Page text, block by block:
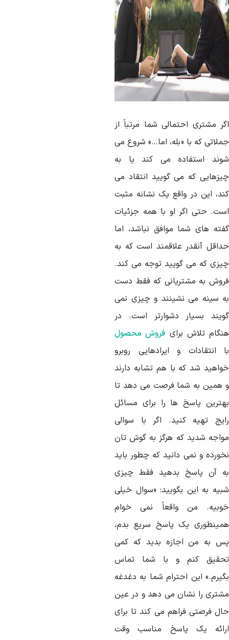
مشتری احتمالی شما مرتباً از
که با «بله، اما…» شروع می
استفاده می کند یا به
که می گویید انتقاد می
این در واقع یک نشانه مثبت
حتی اگر او با همه جزئیات
های شما موافق نباشد، اما
آنقدر علاقمند است که به
که می گویید توجه می کند.
به مشتریانی که فقط دست
سینه می نشینند و چیزی نمی
بسیار دشوارتر است. در
تلاش برای فروش محصول
انتقادات و ایرادهایی روبرو
شد که با هم تشابه دارند
همین به شما فرصت می دهد تا
پاسخ ها را برای مسائل
تهیه کنید. اگر با سوالی
شدید که هرگز به گوش تان
و نمی دانید که چطور باید
آن پاسخ بدهید فقط چیزی
به این بگویید: «سوال خیلی
من واقعاً نمی خوام
یک پاسخ سریع بدم،
به من اجازه بدید که کمی
کنم و با شما تماس
این احترام شما به دغدغه
را نشان می دهد و در عین
فرصتی فراهم می کند تا برای
یک پاسخ مناسب وقت